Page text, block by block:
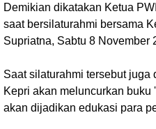
Demikian dikatakan Ketua
saat bersilaturahmi bersama
Supriatna, Sabtu 8 November
Saat silaturahmi tersebut juga
Kepri akan meluncurkan
akan dijadikan edukasi para